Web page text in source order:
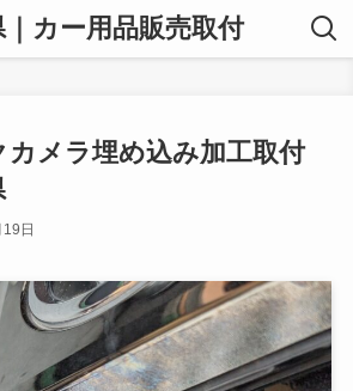
カー用品販売取付
カメラ埋め込み加工取付
日